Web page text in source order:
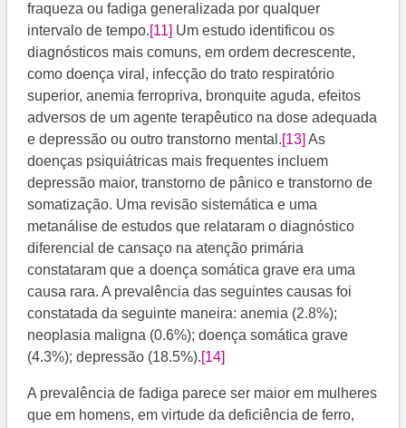
fraqueza ou fadiga generalizada por qualquer
intervalo de tempo.[11] Um estudo identificou os
diagnósticos mais comuns, em ordem decrescente,
como doença viral, infecção do trato respiratório
superior, anemia ferropriva, bronquite aguda, efeitos
adversos de um agente terapêutico na dose adequada
e depressão ou outro transtorno mental.[13] As
doenças psiquiátricas mais frequentes incluem
depressão maior, transtorno de pânico e transtorno de
somatização. Uma revisão sistemática e uma
metanálise de estudos que relataram o diagnóstico
diferencial de cansaço na atenção primária
constataram que a doença somática grave era uma
causa rara. A prevalência das seguintes causas foi
constatada da seguinte maneira: anemia (2.8%);
neoplasia maligna (0.6%); doença somática grave
(4.3%); depressão (18.5%).[14]
A prevalência de fadiga parece ser maior em mulheres
que em homens, em virtude da deficiência de ferro,